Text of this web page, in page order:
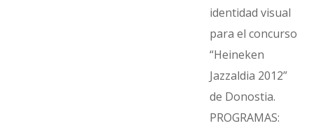
identidad visual
para el concurso
“Heineken
Jazzaldia 2012”
de Donostia.
PROGRAMAS: